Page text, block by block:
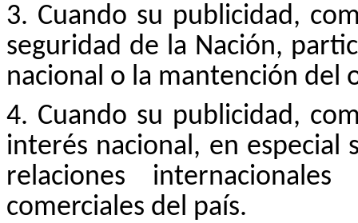
3. Cuando su publicidad,
seguridad de la Nación,
nacional o la mantención del
4. Cuando su publicidad,
interés nacional, en especial
relaciones
comerciales del país.